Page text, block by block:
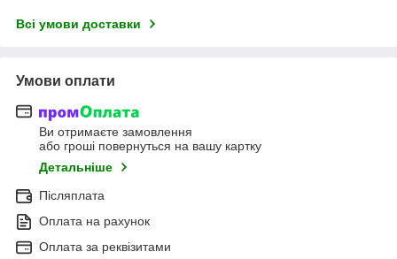
Всі умови доставки
Умови оплати
Ви отримаєте замовлення
або гроші повернуться на вашу картку
Детальніше
Післяплата
Оплата на рахунок
Оплата за реквізитами